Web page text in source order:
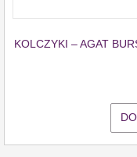
KOLCZYKI – AGAT